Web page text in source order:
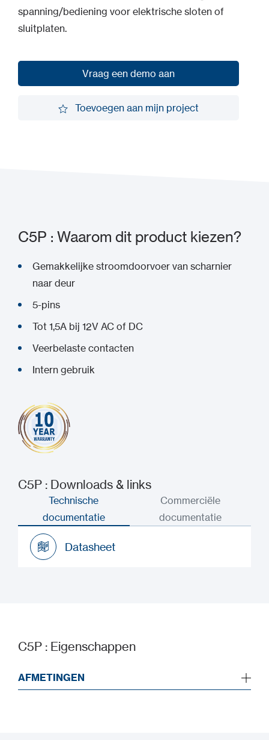
spanning/bediening voor elektrische sloten of
sluitplaten.
Vraag een demo aan
Toevoegen aan mijn project
C5P : Waarom dit product kiezen?
Gemakkelijke stroomdoorvoer van scharnier
naar deur
5-pins
Tot 1,5A bij 12V AC of DC
Veerbelaste contacten
Intern gebruik
C5P : Downloads & links
Technische
documentatie
Commerciële
documentatie
Datasheet
C5P : Eigenschappen
AFMETINGEN